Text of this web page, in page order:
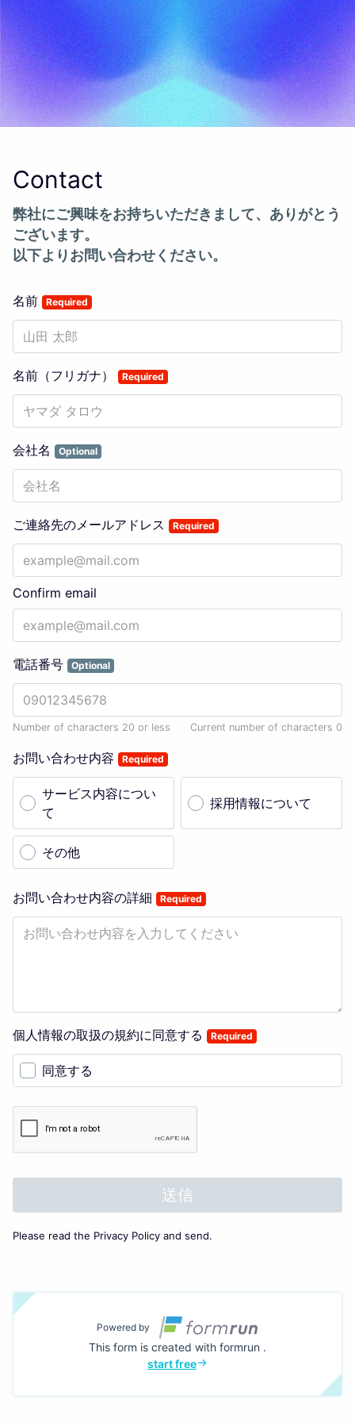
Contact
弊社にご興味をお持ちいただきまして、ありがとう
ございます。
以下よりお問い合わせください。
名前 Required
名前（フリガナ） Required
会社名 Optional
ご連絡先のメールアドレス Required
Confirm email
電話番号 Optional
Number of characters 20 or less Current number of characters 0
お問い合わせ内容 Required
サービス内容につい
て
採用情報について
その他
お問い合わせ内容の詳細 Required
個人情報の取扱の規約に同意する Required
同意する
送信
Please read the Privacy Policy and send.
Powered by
This form is created with formrun .
start free